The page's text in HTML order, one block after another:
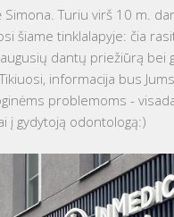
Simona. Turiu virš 10 m.
šiame tinklalapyje: čia
dantų priežiūrą bei
informacija bus
problemoms -
į gydytoją odontologą:)